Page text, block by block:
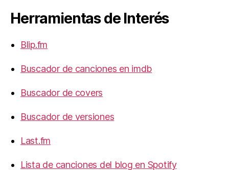
Herramientas de Interés
Blip.fm
Buscador de canciones en imdb
Buscador de covers
Buscador de versiones
Last.fm
Lista de canciones del blog en Spotify